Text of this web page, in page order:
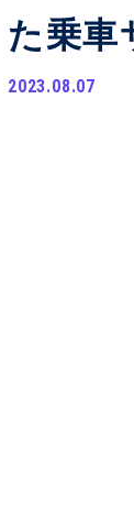
た乗車
2023.08.07